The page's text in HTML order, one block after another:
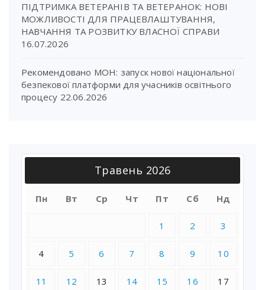
ПІДТРИМКА ВЕТЕРАНІВ ТА ВЕТЕРАНОК: НОВІ
МОЖЛИВОСТІ ДЛЯ ПРАЦЕВЛАШТУВАННЯ,
НАВЧАННЯ ТА РОЗВИТКУ ВЛАСНОЇ СПРАВИ
16.07.2026
Рекомендовано МОН: запуск нової національної
безпекової платформи для учасників освітнього
процесу 22.06.2026
Травень 2026
Пн Вт Ср Чт Пт Сб Нд
1 2 3
4 5 6 7 8 9 10
11 12 13 14 15 16 17